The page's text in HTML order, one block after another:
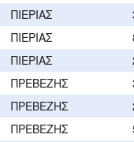
ΠΙΕΡΙΑΣ
ΠΙΕΡΙΑΣ
ΠΙΕΡΙΑΣ
ΠΡΕΒΕΖΗΣ
ΠΡΕΒΕΖΗΣ
ΠΡΕΒΕΖΗΣ